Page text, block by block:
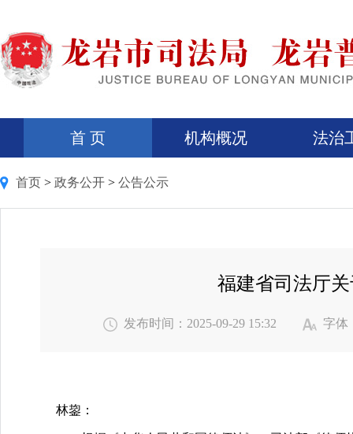
首 页 机构概况 法治
首页 > 政务公开 > 公告公示
福建省司法厅
发布时间：2025-09-29 15:32 字体
林鋆：